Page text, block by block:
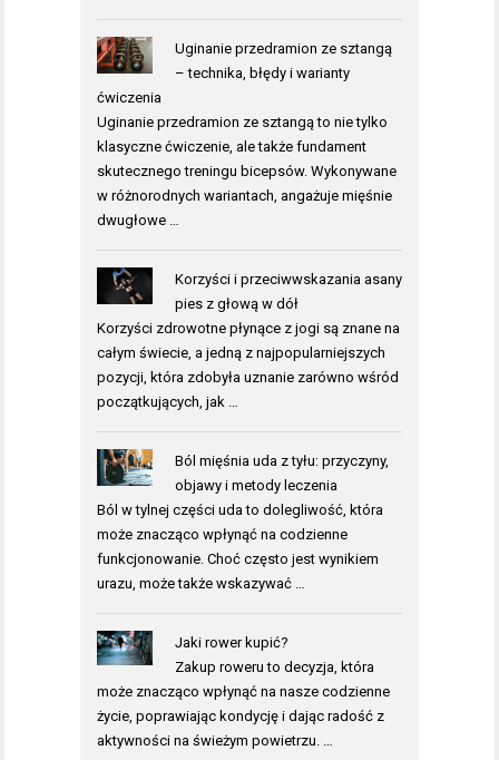
Uginanie przedramion ze sztangą
– technika, błędy i warianty
ćwiczenia
Uginanie przedramion ze sztangą to nie tylko
klasyczne ćwiczenie, ale także fundament
skutecznego treningu bicepsów. Wykonywane
w różnorodnych wariantach, angażuje mięśnie
dwugłowe …
Korzyści i przeciwwskazania asany
pies z głową w dół
Korzyści zdrowotne płynące z jogi są znane na
całym świecie, a jedną z najpopularniejszych
pozycji, która zdobyła uznanie zarówno wśród
początkujących, jak …
Ból mięśnia uda z tyłu: przyczyny,
objawy i metody leczenia
Ból w tylnej części uda to dolegliwość, która
może znacząco wpłynąć na codzienne
funkcjonowanie. Choć często jest wynikiem
urazu, może także wskazywać …
Jaki rower kupić?
Zakup roweru to decyzja, która
może znacząco wpłynąć na nasze codzienne
życie, poprawiając kondycję i dając radość z
aktywności na świeżym powietrzu. …